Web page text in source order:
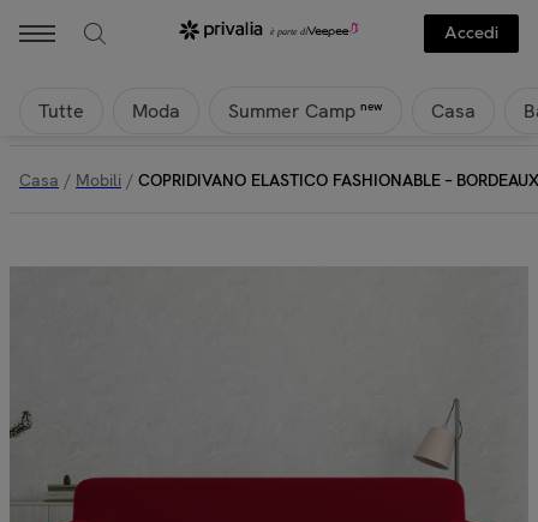
Accedi
Tutte Moda Summer Camp new Casa
Casa / Mobili / COPRIDIVANO ELASTICO FASHIONABLE – BORDEAUX